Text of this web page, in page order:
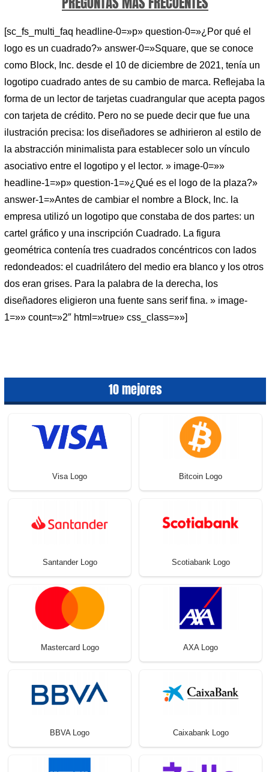
[sc_fs_multi_faq headline-0=»p» question-0=»¿Por qué el
logo es un cuadrado?» answer-0=»Square, que se conoce
como Block, Inc. desde el 10 de diciembre de 2021, tenía un
logotipo cuadrado antes de su cambio de marca. Reflejaba la
forma de un lector de tarjetas cuadrangular que acepta pagos
con tarjeta de crédito. Pero no se puede decir que fue una
ilustración precisa: los diseñadores se adhirieron al estilo de
la abstracción minimalista para establecer solo un vínculo
asociativo entre el logotipo y el lector. » image-0=»»
headline-1=»p» question-1=»¿Qué es el logo de la plaza?»
answer-1=»Antes de cambiar el nombre a Block, Inc. la
empresa utilizó un logotipo que constaba de dos partes: un
cartel gráfico y una inscripción Cuadrado. La figura
geométrica contenía tres cuadrados concéntricos con lados
redondeados: el cuadrilátero del medio era blanco y los otros
dos eran grises. Para la palabra de la derecha, los
diseñadores eligieron una fuente sans serif fina. » image-
1=»» count=»2″ html=»true» css_class=»»]
10 mejores
Visa Logo Bitcoin Logo
Santander Logo Scotiabank Logo
Mastercard Logo AXA Logo
BBVA Logo Caixabank Logo